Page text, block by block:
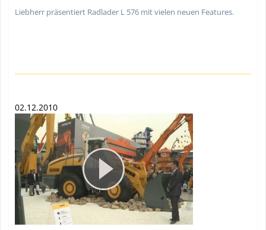
Liebherr präsentiert Radlader L 576 mit vielen neuen Features.
02.12.2010